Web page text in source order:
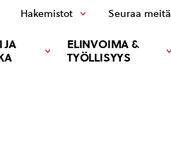
JA
ELINVOIMA &
TYÖLLISYYS
Hakemistot Seuraa meitä